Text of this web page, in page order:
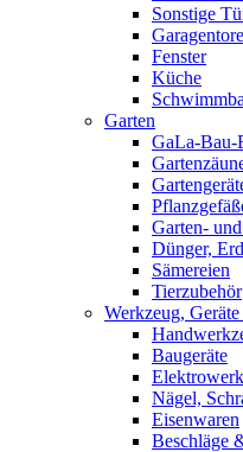
Sonstige
Fenster
Küche
Garten
GaLa-Bau-
Garten-
Dünger,
Sämereien
Tierzubehör
Werkzeug,
Baugeräte
Nägel,
Eisenwaren
Beschläge